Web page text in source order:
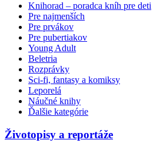
Knihorad – poradca kníh pre deti
Pre najmenších
Pre prvákov
Pre pubertiakov
Young Adult
Beletria
Rozprávky
Sci-fi, fantasy a komiksy
Leporelá
Náučné knihy
Ďalšie kategórie
Životopisy a reportáže